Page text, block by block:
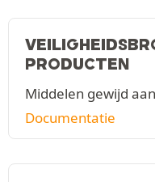
PRODUCTEN
Middelen gewijd
Documentatie